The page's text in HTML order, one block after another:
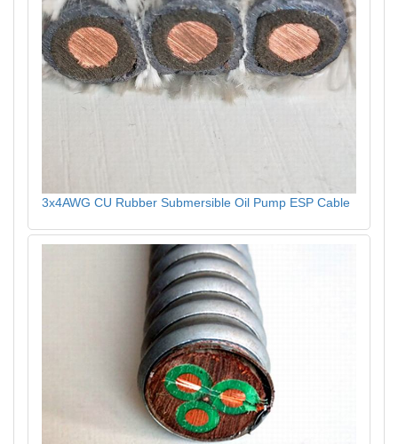
3x4AWG CU Rubber Submersible Oil Pump ESP Cable